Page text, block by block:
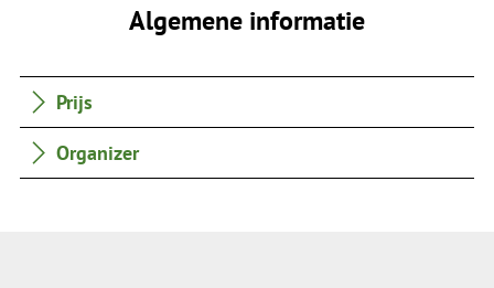
Algemene informatie
Prijs
Organizer